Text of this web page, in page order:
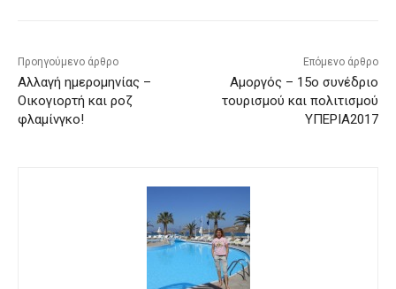
Προηγούμενο άρθρο
Αλλαγή ημερομηνίας –
Οικογιορτή και ροζ
φλαμίνγκο!
Επόμενο άρθρο
Αμοργός – 15ο συνέδριο
τουρισμού και πολιτισμού
ΥΠΕΡΙΑ2017